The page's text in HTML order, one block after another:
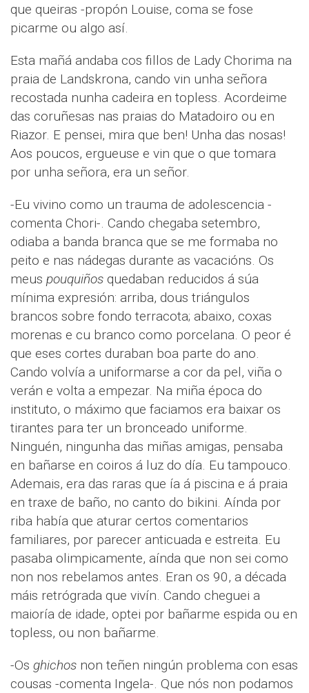
que queiras -propón Louise, coma se fose
picarme ou algo así.
Esta mañá andaba cos fillos de Lady Chorima na
praia de Landskrona, cando vin unha señora
recostada nunha cadeira en topless. Acordeime
das coruñesas nas praias do Matadoiro ou en
Riazor. E pensei, mira que ben! Unha das nosas!
Aos poucos, ergueuse e vin que o que tomara
por unha señora, era un señor.
-Eu vivino como un trauma de adolescencia -
comenta Chori-. Cando chegaba setembro,
odiaba a banda branca que se me formaba no
peito e nas nádegas durante as vacacións. Os
meus pouquiños quedaban reducidos á súa
mínima expresión: arriba, dous triángulos
brancos sobre fondo terracota; abaixo, coxas
morenas e cu branco como porcelana. O peor é
que eses cortes duraban boa parte do ano.
Cando volvía a uniformarse a cor da pel, viña o
verán e volta a empezar. Na miña época do
instituto, o máximo que faciamos era baixar os
tirantes para ter un bronceado uniforme.
Ninguén, ningunha das miñas amigas, pensaba
en bañarse en coiros á luz do día. Eu tampouco.
Ademais, era das raras que ía á piscina e á praia
en traxe de baño, no canto do bikini. Aínda por
riba había que aturar certos comentarios
familiares, por parecer anticuada e estreita. Eu
pasaba olimpicamente, aínda que non sei como
non nos rebelamos antes. Eran os 90, a década
máis retrógrada que vivín. Cando cheguei a
maioría de idade, optei por bañarme espida ou en
topless, ou non bañarme.
-Os ghichos non teñen ningún problema con esas
cousas -comenta Ingela-. Que nós non podamos